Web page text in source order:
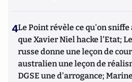
4Le Point révèle ce qu'on
que Xavier Niel hacke l'Etat;
russe donne une leçon de
australien une leçon de
DGSE une d'arrogance;